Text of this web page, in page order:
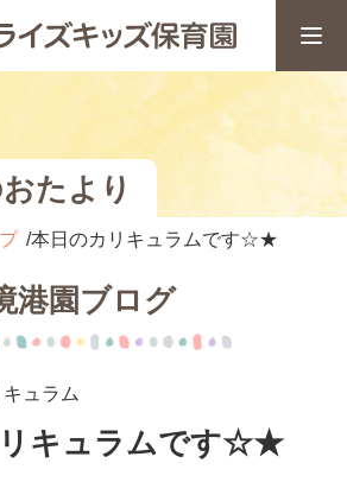
たより
本日のカリキュラムです☆★
港園ブログ
ュラム
キュラムです☆★